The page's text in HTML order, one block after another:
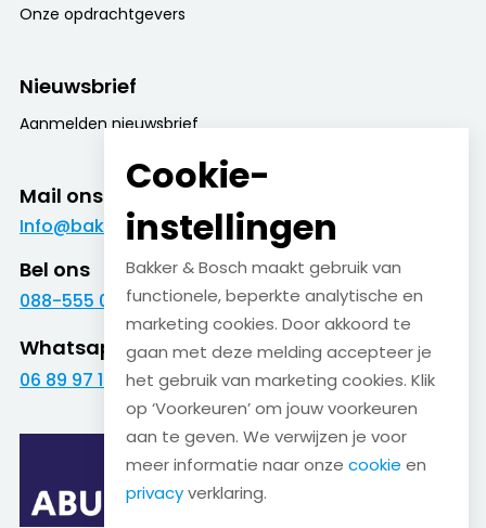
Onze opdrachtgevers
Nieuwsbrief
Aanmelden nieuwsbrief
Mail ons
Info@bakkerenbosch.nl
Bel ons
088-555 09 09
Whatsapp
06 89 97 16 01
Cookie-
instellingen
Bakker & Bosch maakt gebruik van
functionele, beperkte analytische en
marketing cookies. Door akkoord te
gaan met deze melding accepteer je
het gebruik van marketing cookies. Klik
op ‘Voorkeuren’ om jouw voorkeuren
aan te geven. We verwijzen je voor
meer informatie naar onze cookie en
privacyverklaring.